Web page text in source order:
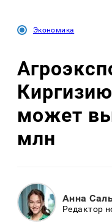
Экономика
может
млн
Анна
Редактор